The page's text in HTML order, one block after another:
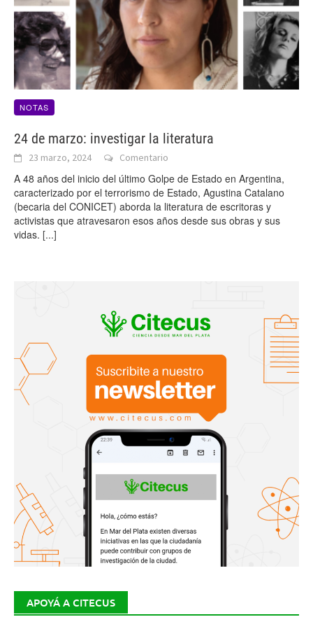
NOTAS
24 de marzo: investigar la literatura
23 marzo, 2024 Comentario
A 48 años del inicio del último Golpe de Estado en Argentina,
caracterizado por el terrorismo de Estado, Agustina Catalano
(becaria del CONICET) aborda la literatura de escritoras y
activistas que atravesaron esos años desde sus obras y sus
vidas. [...]
APOYÁ A CITECUS